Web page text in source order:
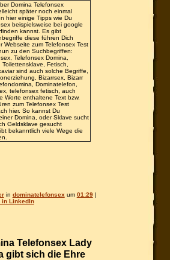
Domina Telefonsex
später noch einmal
hier einige Tipps wie Du
beispielsweise bei google
kannst. Es gibt
diese führen Dich
Webseite zum Telefonsex Test
zu den Suchbegriffen:
Telefonsex Domina,
Fetisch,
sind auch solche Begriffe,
Bizarrsex, Bizarr
Dominatelefon,
telefonsex fetisch, auch
Worte enthaltene Text bzw.
zum Telefonsex Test
hier. So kannst Du
Domina, oder Sklave sucht
Geldsklave gesucht
bekanntlich viele Wege die
in dominatelefonsex um 01:29|
in LinkedIn
Telefonsex Lady
gibt sich die Ehre